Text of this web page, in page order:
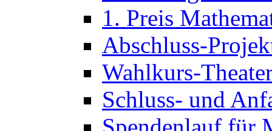
1. Preis
Abschluss-
Wahlkurs-
Schluss- und